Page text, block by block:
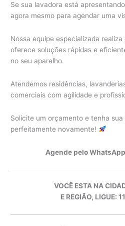
Se sua lavadora está
agora mesmo para agendar uma
Nossa equipe especializada
oferece soluções rápidas e
no seu aparelho.
Atendemos residências,
comerciais com agilidade e
Solicite um orçamento e tenha
perfeitamente novamente!
Agende pelo
VOCÊ ESTA NA
E REGIÃO, LIGUE: